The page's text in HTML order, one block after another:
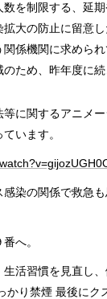
を制限する、延
大の防止に留意
係機関に求められ
ため、昨年度に続
に関するアニメ
います。
染の関係で救急
へ。
活習慣を見直し
かり禁煙 最後にク